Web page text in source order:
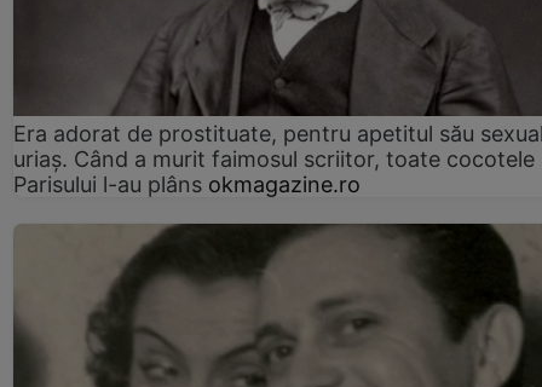
Era adorat de prostituate, pentru apetitul său
uriaș. Când a murit faimosul scriitor, toate cocotele
Parisului l-au plâns okmagazine.ro